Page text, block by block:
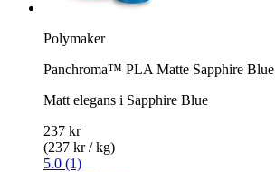
Polymaker
Panchroma™ PLA Matte Sapphire Blue
Matt elegans i Sapphire Blue
237 kr
(237 kr / kg)
5.0 (1)